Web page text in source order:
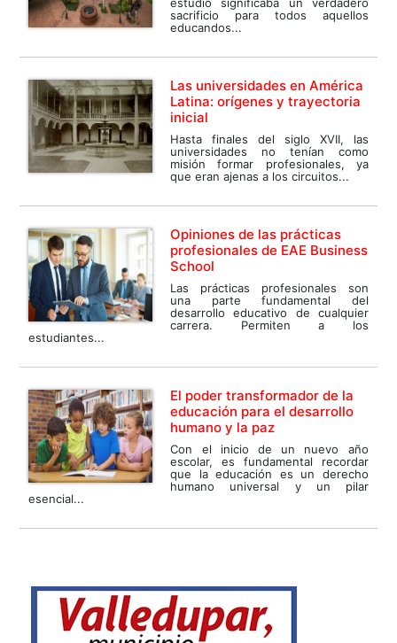
estudio significaba un verdadero
sacrificio para todos aquellos
educandos...
Las universidades en América
Latina: orígenes y trayectoria
inicial
Hasta finales del siglo XVII, las
universidades no tenían como
misión formar profesionales, ya
que eran ajenas a los circuitos...
Opiniones de las prácticas
profesionales de EAE Business
School
Las prácticas profesionales son
una parte fundamental del
desarrollo educativo de cualquier
carrera. Permiten a los
estudiantes...
El poder transformador de la
educación para el desarrollo
humano y la paz
Con el inicio de un nuevo año
escolar, es fundamental recordar
que la educación es un derecho
humano universal y un pilar
esencial...